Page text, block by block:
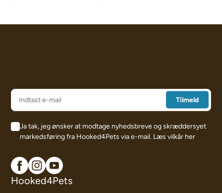
Ja tak, jeg ønsker at modtage nyhedsbreve og skræddersyet
markedsføring fra Hooked4Pets via e-mail. Læs vilkår her
Hooked4Pets